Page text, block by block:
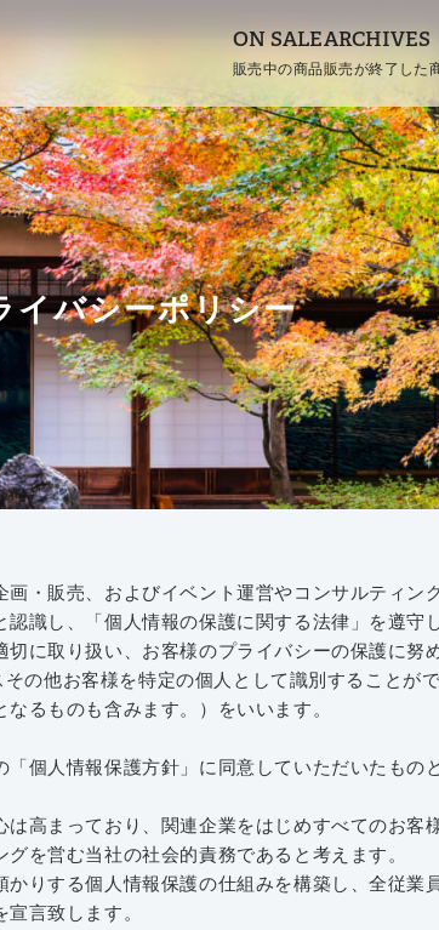
ON SALE
販売中の商品
ARCHIVES
販売が終了した
イバシーポリシー
・販売、およびイベント運営やコンサルティン
識し、「個人情報の保護に関する法律」を遵守
に取り扱い、お客様のプライバシーの保護に努
他お客様を特定の個人として識別することが
るものも含みます。）をいいます。
個人情報保護方針」に同意していただいたもの
高まっており、関連企業をはじめすべてのお客
を営む当社の社会的責務であると考えます。
りする個人情報保護の仕組みを構築し、全従業
言致します。